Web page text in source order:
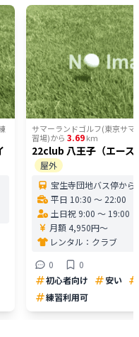
サマーランドゴルフ(東京サマ
習場)から 3.69km
22club 八王子（エース
屋外
宝生寺団地バス停から
平日 10:30 〜 22:00
土日祝 9:00 〜 19:00
月額 4,950円〜
レンタル： クラブ
0
0
初心者向け
安い
練習利用可